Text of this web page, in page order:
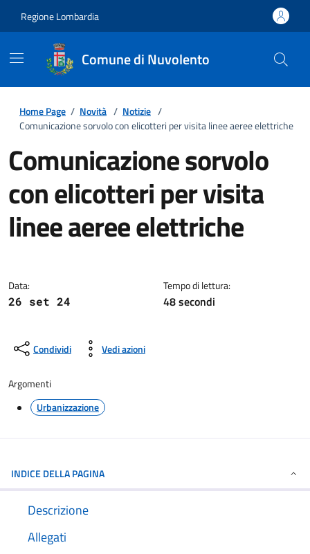
Regione Lombardia
Comune di Nuvolento
Home Page / Novità / Notizie /
Comunicazione sorvolo con elicotteri per visita linee aeree elettriche
Comunicazione sorvolo
con elicotteri per visita
linee aeree elettriche
Data:
26 set 24
Tempo di lettura:
48 secondi
Condividi Vedi azioni
Argomenti
Urbanizzazione
INDICE DELLA PAGINA
Descrizione
Allegati